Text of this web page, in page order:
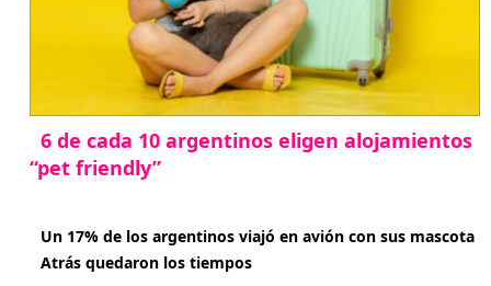
6 de cada 10 argentinos eligen alojamientos
“pet friendly”
Un 17% de los argentinos viajó en avión con sus mascota
Atrás quedaron los tiempos